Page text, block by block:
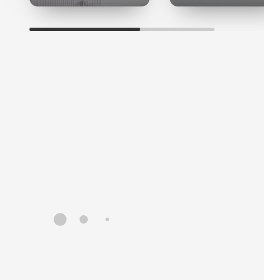
стенки сосудов и капилляров; осветляет
Обладает мощным антиоксидантным действием
(нейтрализует свободные радикалы, являющиеся